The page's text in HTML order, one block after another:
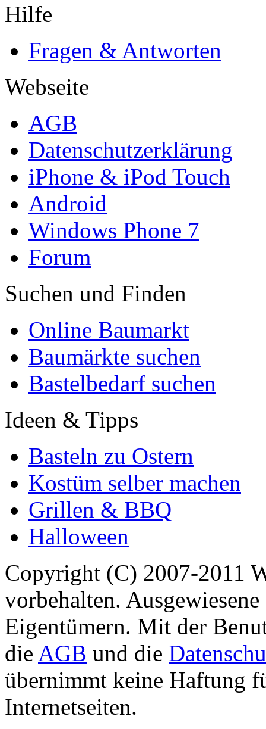
Hilfe
Fragen & Antworten
Webseite
AGB
Datenschutzerklärung
iPhone & iPod Touch
Android
Windows Phone 7
Forum
Suchen und Finden
Online Baumarkt
Baumärkte suchen
Bastelbedarf suchen
Ideen & Tipps
Basteln zu Ostern
Kostüm selber machen
Grillen & BBQ
Halloween
Copyright (C) 2007-2011
vorbehalten.
Eigentümern. Mit der
die AGB und die
übernimmt keine Haftung
Internetseiten.